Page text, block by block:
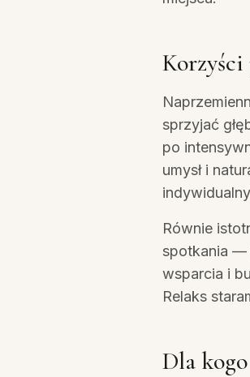
sprzyjać
po
umysł i
Równie
spotkania —
wsparcia i
Relaks
Dla